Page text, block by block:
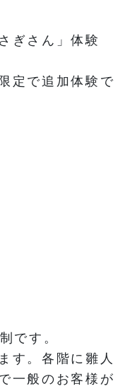
ぎさん」体験
定で追加体験で
です。
す。各階に雛人
一般のお客様が